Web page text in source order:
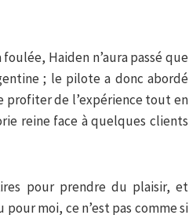
Haiden n’aura passé que
; le pilote a donc abordé
profiter de l’expérience tout en
reine face à quelques clients
pour prendre du plaisir, et
pour moi, ce n’est pas comme si